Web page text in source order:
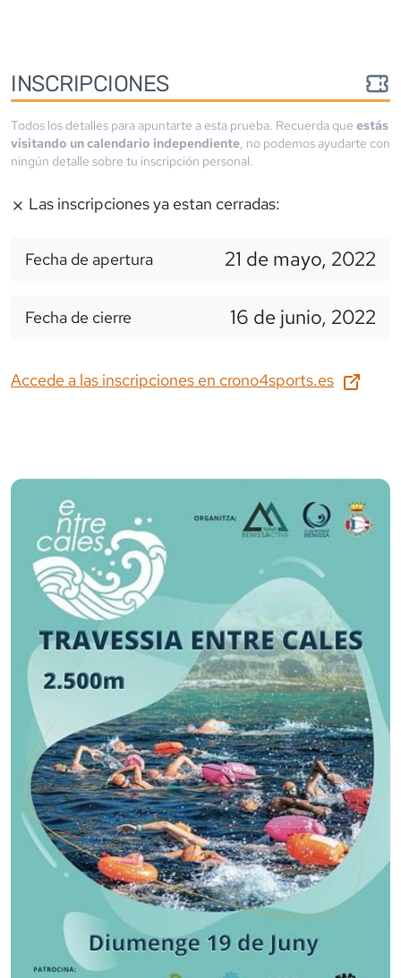
INSCRIPCIONES
Todos los detalles para apuntarte a esta prueba. Recuerda que estás
visitando un calendario independiente, no podemos ayudarte con
ningún detalle sobre tu inscripción personal.
Las inscripciones ya estan cerradas:
Fecha de apertura 21 de mayo, 2022
Fecha de cierre 16 de junio, 2022
Accede a las inscripciones en crono4sports.es